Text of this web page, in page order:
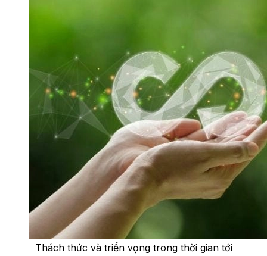
Thách thức và triển vọng trong thời gian tới